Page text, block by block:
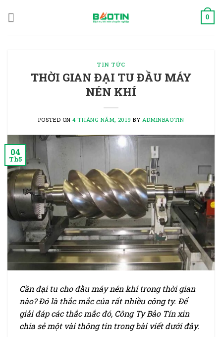
0
TIN TỨC
THỜI GIAN ĐẠI TU ĐẦU MÁY
NÉN KHÍ
POSTED ON4 THÁNG NĂM, 2019 BY ADMINBAOTIN
04
Th5
Cần đại tu cho đầu máy nén khí trong thời gian
nào? Đó là thắc mắc của rất nhiều công ty. Để
giải đáp các thắc mắc đó, Công Ty Bảo Tín xin
chia sẻ một vài thông tin trong bài viết dưới đây.